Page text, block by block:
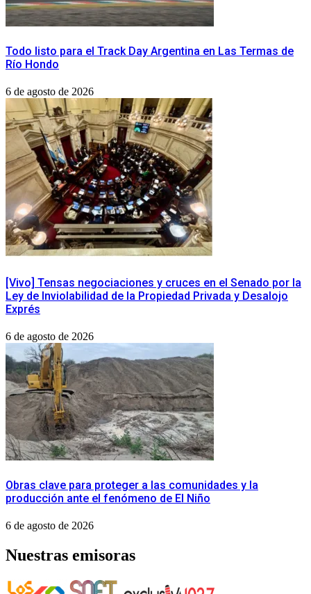
Todo listo para el Track Day Argentina en Las Termas de
Río Hondo
6 de agosto de 2026
[Vivo] Tensas negociaciones y cruces en el Senado por la
Ley de Inviolabilidad de la Propiedad Privada y Desalojo
Exprés
6 de agosto de 2026
Obras clave para proteger a las comunidades y la
producción ante el fenómeno de El Niño
6 de agosto de 2026
Nuestras emisoras